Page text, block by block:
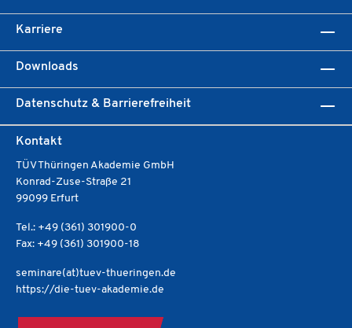
Karriere
Downloads
Datenschutz & Barrierefreiheit
Kontakt
TÜV Thüringen Akademie GmbH
Konrad-Zuse-Straße 21
99099 Erfurt
Tel.: +49 (361) 301900-0
Fax: +49 (361) 301900-18
seminare(at)tuev-thueringen.de
https://die-tuev-akademie.de